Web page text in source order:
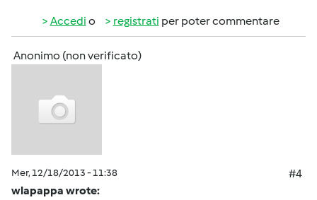
Accedi o registrati per poter commentare
Anonimo (non verificato)
Mer, 12/18/2013 - 11:38
#4
wlapappa wrote: